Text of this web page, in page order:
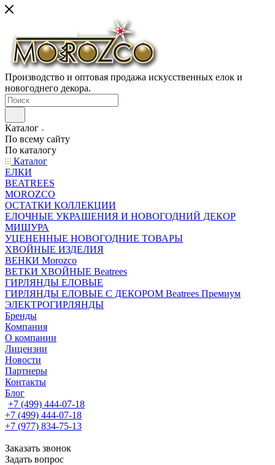
Производство и оптовая продажа искусственных елок и
новогоднего декора.
Каталог
По всему сайту
По каталогу
Каталог
ЕЛКИ
BEATREES
MOROZCO
ОСТАТКИ КОЛЛЕКЦИИ
ЕЛОЧНЫЕ УКРАШЕНИЯ И НОВОГОДНИЙ ДЕКОР
МИШУРА
УЦЕНЕННЫЕ НОВОГОДНИЕ ТОВАРЫ
ХВОЙНЫЕ ИЗДЕЛИЯ
ВЕНКИ Morozco
ВЕТКИ ХВОЙНЫЕ Beatrees
ГИРЛЯНДЫ ЕЛОВЫЕ
ГИРЛЯНДЫ ЕЛОВЫЕ С ДЕКОРОМ Beatrees Премиум
ЭЛЕКТРОГИРЛЯНДЫ
Бренды
Компания
О компании
Лицензии
Новости
Партнеры
Контакты
Блог
+7 (499) 444-07-18
+7 (499) 444-07-18
+7 (977) 834-75-13
Заказать звонок
Задать вопрос